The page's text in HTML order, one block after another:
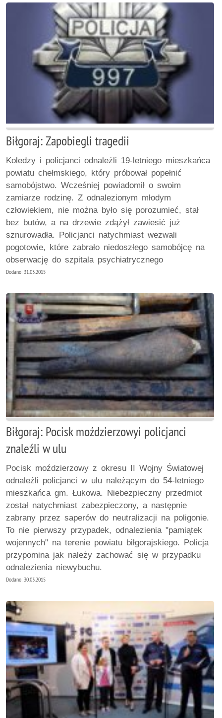
Biłgoraj: Zapobiegli tragedii
Koledzy i policjanci odnaleźli 19-letniego mieszkańca
powiatu chełmskiego, który próbował popełnić
samobójstwo. Wcześniej powiadomił o swoim
zamiarze rodzinę. Z odnalezionym młodym
człowiekiem, nie można było się porozumieć, stał
bez butów, a na drzewie zdążył zawiesić już
sznurowadła. Policjanci natychmiast wezwali
pogotowie, które zabrało niedoszłego samobójcę na
obserwację do szpitala psychiatrycznego
Dodano: 31.03.2015
Biłgoraj: Pocisk moździerzowyi policjanci
znaleźli w ulu
Pocisk moździerzowy z okresu II Wojny Światowej
odnaleźli policjanci w ulu należącym do 54-letniego
mieszkańca gm. Łukowa. Niebezpieczny przedmiot
został natychmiast zabezpieczony, a następnie
zabrany przez saperów do neutralizacji na poligonie.
To nie pierwszy przypadek, odnalezienia "pamiątek
wojennych" na terenie powiatu biłgorajskiego. Policja
przypomina jak należy zachować się w przypadku
odnalezienia niewybuchu.
Dodano: 30.03.2015